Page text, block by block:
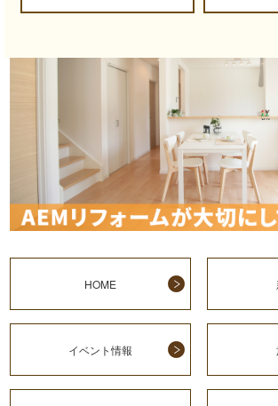
HOME
イベント情報